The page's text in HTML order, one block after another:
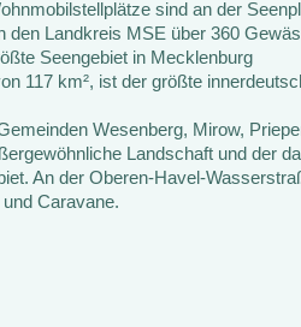
sind an der
den Landkreis MSE über 360
Seengebiet in Mecklenburg
117 km², ist der größte
Wesenberg, Mirow,
Landschaft und der
An der Oberen-Havel-
Caravane.